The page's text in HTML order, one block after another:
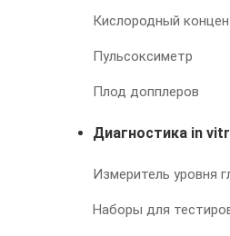
Кислородный
Пульсоксиметр
Плод допплеров
Диагностика in
Наборы для